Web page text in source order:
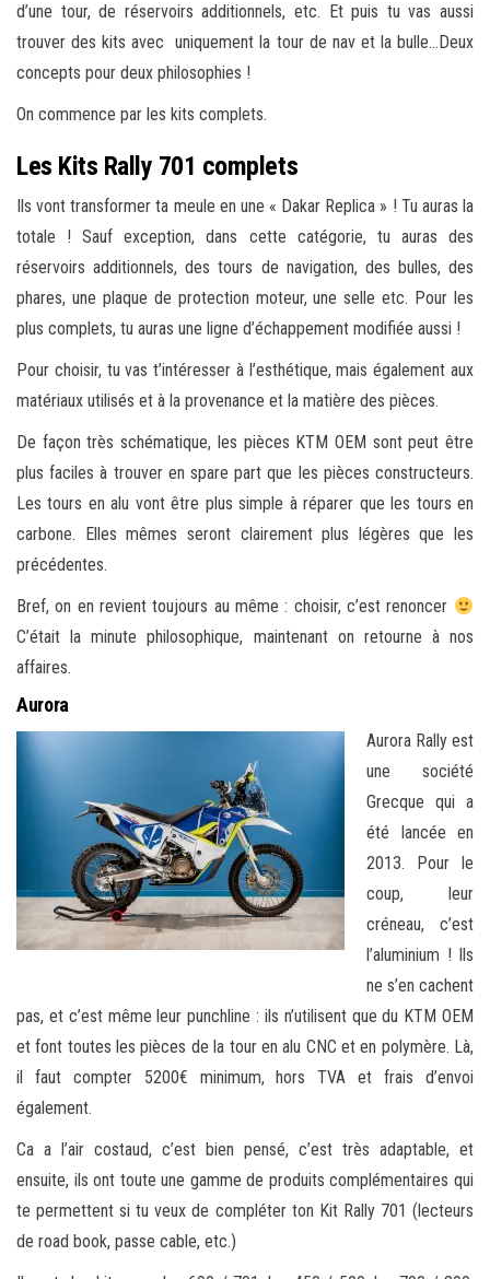
d’une tour, de réservoirs additionnels, etc. Et puis tu vas aussi
trouver des kits avec uniquement la tour de nav et la bulle…Deux
concepts pour deux philosophies !
On commence par les kits complets.
Les Kits Rally 701 complets
Ils vont transformer ta meule en une « Dakar Replica » ! Tu auras la
totale ! Sauf exception, dans cette catégorie, tu auras des
réservoirs additionnels, des tours de navigation, des bulles, des
phares, une plaque de protection moteur, une selle etc. Pour les
plus complets, tu auras une ligne d’échappement modifiée aussi !
Pour choisir, tu vas t’intéresser à l’esthétique, mais également aux
matériaux utilisés et à la provenance et la matière des pièces.
De façon très schématique, les pièces KTM OEM sont peut être
plus faciles à trouver en spare part que les pièces constructeurs.
Les tours en alu vont être plus simple à réparer que les tours en
carbone. Elles mêmes seront clairement plus légères que les
précédentes.
Bref, on en revient toujours au même : choisir, c’est renoncer
C’était la minute philosophique, maintenant on retourne à nos
affaires.
Aurora
Aurora Rally est
une société
Grecque qui a
été lancée en
2013. Pour le
coup, leur
créneau, c’est
l’aluminium ! Ils
ne s’en cachent
pas, et c’est même leur punchline : ils n’utilisent que du KTM OEM
et font toutes les pièces de la tour en alu CNC et en polymère. Là,
il faut compter 5200€ minimum, hors TVA et frais d’envoi
également.
Ca a l’air costaud, c’est bien pensé, c’est très adaptable, et
ensuite, ils ont toute une gamme de produits complémentaires qui
te permettent si tu veux de compléter ton Kit Rally 701 (lecteurs
de road book, passe cable, etc.)